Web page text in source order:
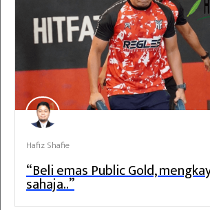
Hafiz Shafie
“Beli emas Public Gold,
sahaja..”